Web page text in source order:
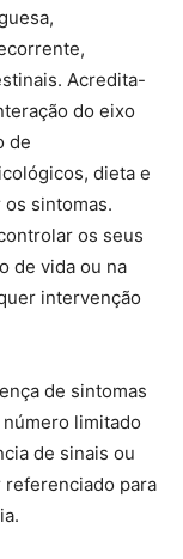
Acredita-
do eixo
de
dieta e
sintomas.
os seus
de vida ou na
intervenção
de sintomas
limitado
de sinais ou
referenciado para